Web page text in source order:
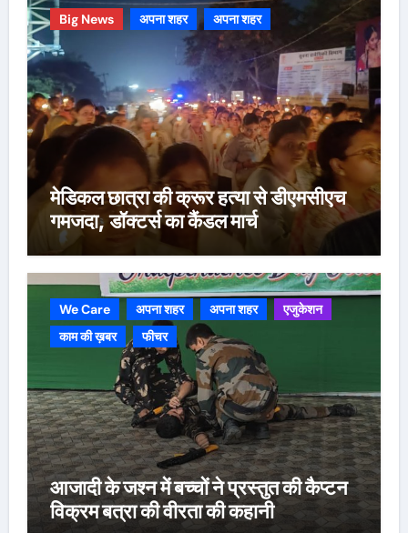
Big News अपना शहर अपना शहर
मेडिकल छात्रा की क्रूर हत्या से डीएमसीएच
गमजदा, डॉक्टर्स का कैंडल मार्च
We Care अपना शहर अपना शहर
एजुकेशन
काम की ख़बर
फीचर
आजादी के जश्न में बच्चों ने प्रस्तुत की कैप्टन
विक्रम बत्रा की वीरता की कहानी